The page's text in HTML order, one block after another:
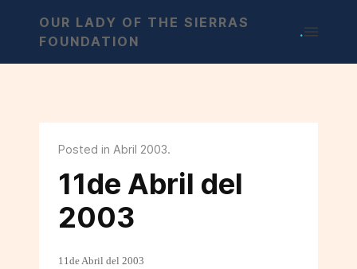
OUR LADY OF THE SIERRAS
FOUNDATION
.
Posted in Abril 2003.
11de Abril del
2003
11de Abril del 2003